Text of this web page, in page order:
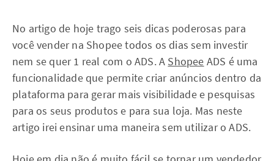
No artigo de hoje trago seis dicas poderosas para
você vender na Shopee todos os dias sem investir
nem se quer 1 real com o ADS. A Shopee ADS é uma
funcionalidade que permite criar anúncios dentro da
plataforma para gerar mais visibilidade e pesquisas
para os seus produtos e para sua loja. Mas neste
artigo irei ensinar uma maneira sem utilizar o ADS.